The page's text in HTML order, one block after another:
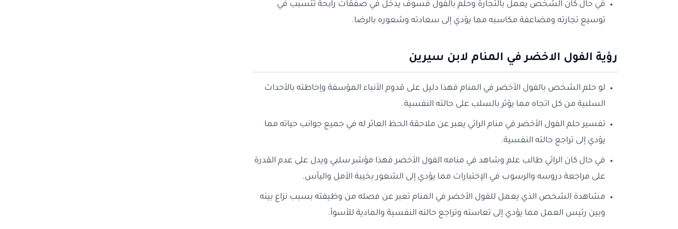
في حال كان الشخص يعمل بالتجارة وحلم بالفول فسوف يدخل في صفقات رابحة تتسبب في
توسيع تجارته ومضاعفة مكاسبه مما يؤدي إلى سعادته وشعوره بالرضا.
رؤية الفول الاخضر في المنام لابن سيرين
لو حلم الشخص بالفول الأخضر في المنام فهذا دليل على قدوم الأنباء المؤسفة وإحاطته بالأحداث
السلبية من كل اتجاه مما يؤثر بالسلب على حالته النفسية.
تفسير حلم الفول الأخضر في منام الرائي يعبر عن ملاحقة الحظ العاثر له في جميع جوانب حياته مما
يؤدي إلى تراجع حالته النفسية.
في حال كان الرائي طالب علم وشاهد في منامه الفول الأخضر فهذا مؤشر سلبي ويدل على عدم القدرة
على مراجعة دروسه والرسوب في الإختبارات مما يؤدي إلى الشعور بخيبة الأمل واليأس.
مشاهدة الشخص الذي يعمل للفول الأخضر في المنام تعبر عن فصله من وظيفته بسبب نزاع بينه
وبين رئيس العمل مما يؤدي إلى تعاسته وتراجع حالته النفسية والمادية للأسوأ.